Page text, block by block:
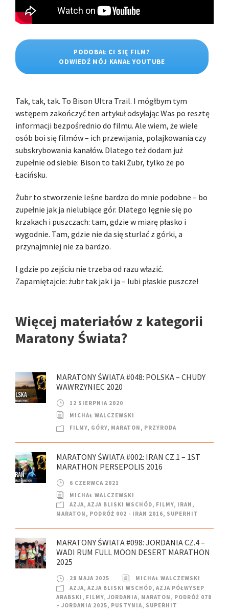
PODOBAŁ CI SIĘ FILM?
ODWIEDŹ MÓJ KANAŁ YOUTUBE
Tak, tak, tak. To Bison Ultra Trail. I mógłbym tym
wstępem zakończyć ten artykuł odsyłając Was po resztę
informacji bezpośrednio do filmu. Ale wiem, że wiele
osób boi się filmów – ich przewijania, polajkowania czy
subskrybowania kanałów. Dlatego też dodam już
zupełnie od siebie: Bison to taki Żubr, tylko że po
Łacińsku.
Żubr to stworzenie leśne bardzo do mnie podobne – bo
zupełnie jak ja nielubiące gór. Dlatego lęgnie się po
krzakach i puszczach: tam, gdzie w miarę płasko i
wygodnie. Tam, gdzie nie da się sturlać z górki, a
przynajmniej nie za bardzo.
I gdzie po zejściu nie trzeba od razu włazić.
Zapamiętajcie: żubr tak jak i ja – lubi płaskie puszcze!
Więcej materiałów z kategorii
Maratony Świata?
MARATONY ŚWIATA #048: POLSKA – CHUDY
WAWRZYNIEC 2020
12 SIERPNIA 2020
MICHAŁ WALCZEWSKI
FILMY, GÓRY, MARATON , PRZYRODA
MARATONY ŚWIATA #002: IRAN CZ.1 – 1ST
MARATHON PERSEPOLIS 2016
6 CZERWCA 2021
MICHAŁ WALCZEWSKI
AZJA, AZJA BLISKI WSCHÓD, FILMY, IRAN ,
MARATON , PODRÓŻ 002 - IRAN 2016, SUPERHIT
MARATONY ŚWIATA #098: JORDANIA CZ.4 –
WADI RUM FULL MOON DESERT MARATHON
2025
28 MAJA 2025
MICHAŁ WALCZEWSKI
AZJA, AZJA BLISKI WSCHÓD, AZJA PÓŁWYSEP
ARABSKI , FILMY, JORDANIA, MARATON , PODRÓŻ 078
– JORDANIA 2025, PUSTYNIA, SUPERHIT